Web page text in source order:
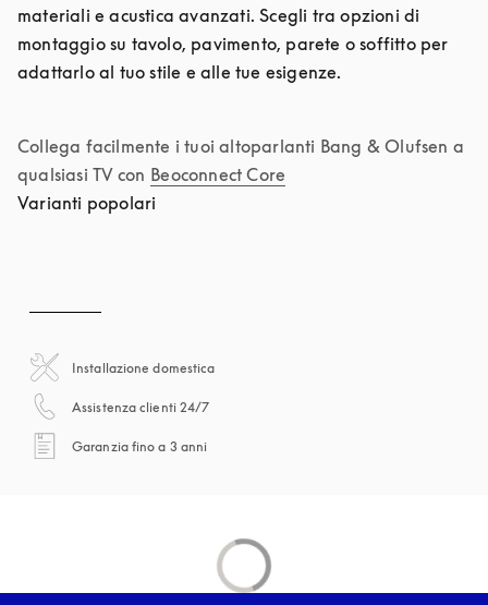
materiali e acustica avanzati. Scegli tra opzioni di
montaggio su tavolo, pavimento, parete o soffitto per
adattarlo al tuo stile e alle tue esigenze.
Collega facilmente i tuoi altoparlanti Bang & Olufsen a
qualsiasi TV con Beoconnect Core
Varianti popolari
Installazione domestica
Assistenza clienti 24/7
Garanzia fino a 3 anni